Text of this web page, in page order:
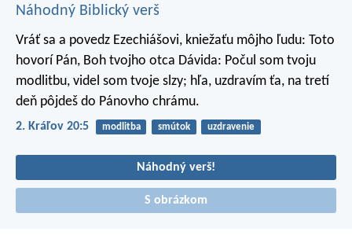
Náhodný Biblický verš
Vráť sa a povedz Ezechiášovi, kniežaťu môjho ľudu: Toto
hovorí Pán, Boh tvojho otca Dávida: Počul som tvoju
modlitbu, videl som tvoje slzy; hľa, uzdravím ťa, na tretí
deň pôjdeš do Pánovho chrámu.
2. Kráľov 20:5 modlitba smútok uzdravenie
Náhodný verš!
S obrázkom